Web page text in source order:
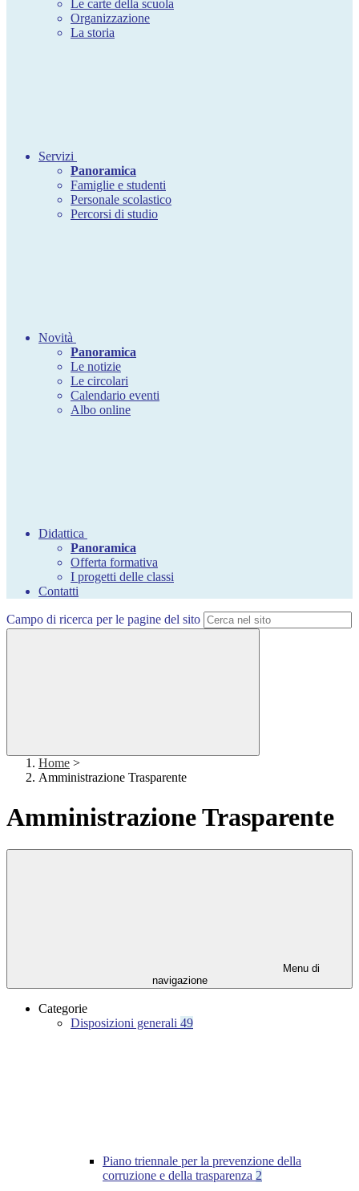
Le carte della scuola
Organizzazione
La storia
Servizi
Panoramica
Famiglie e studenti
Personale scolastico
Percorsi di studio
Novità
Panoramica
Le notizie
Le circolari
Calendario eventi
Albo online
Didattica
Panoramica
Offerta formativa
I progetti delle classi
Contatti
Campo di ricerca per le pagine del sito
Home >
Amministrazione Trasparente
Amministrazione Trasparente
Menu di
navigazione
Categorie
Disposizioni generali 49
Piano triennale per la prevenzione della
corruzione e della trasparenza 2